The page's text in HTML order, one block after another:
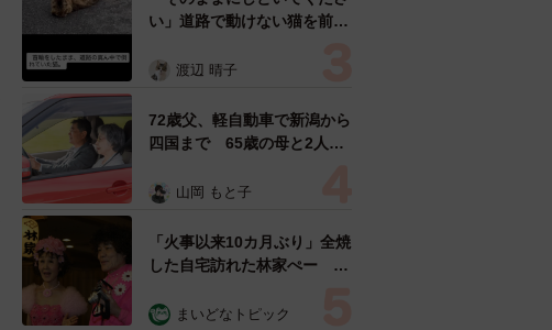
い」道路で動けない猫を前に
ようとした4日間 「命の重
表の訴え
渡辺 晴子
72歳父、軽自動車で新潟から
四国まで 65歳の母と2人で
憩まで分刻み… 「大学生で
山岡 もと子
「火事以来10カ月ぶり」全焼
した自宅訪れた林家ぺー 内
ン状態の部屋に呆然
まいどなトピック